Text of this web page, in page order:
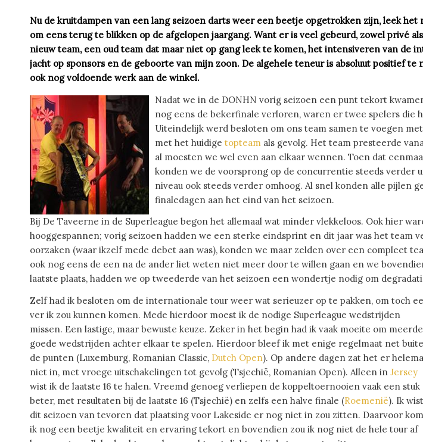
Nu de kruitdampen van een lang seizoen darts weer een beetje opgetrokken zijn, leek het
om eens terug te blikken op de afgelopen jaargang. Want er is veel gebeurd, zowel privé
nieuw team, een oud team dat maar niet op gang leek te komen, het intensiveren van de
jacht op sponsors en de geboorte van mijn zoon. De algehele teneur is absoluut positief te
ook nog voldoende werk aan de winkel.
Nadat we in de DONHN vorig seizoen een punt tekort
nog eens de bekerfinale verloren, waren er twee spelers die
Uiteindelijk werd besloten om ons team samen te voegen
met het huidige topteam als gevolg. Het team presteerde
al moesten we wel even aan elkaar wennen. Toen dat
konden we de voorsprong op de concurrentie steeds verder
niveau ook steeds verder omhoog. Al snel konden alle pijlen
finaledagen aan het eind van het seizoen.
Bij De Taveerne in de Superleague begon het allemaal wat minder vlekkeloos. Ook hier
hooggespannen; vorig seizoen hadden we een sterke eindsprint en dit jaar was het team
oorzaken (waar ikzelf mede debet aan was), konden we maar zelden over een compleet
ook nog eens de een na de ander liet weten niet meer door te willen gaan en we
laatste plaats, hadden we op tweederde van het seizoen een wondertje nodig om
Zelf had ik besloten om de internationale tour weer wat serieuzer op te pakken, om toch
ver ik zou kunnen komen. Mede hierdoor moest ik de nodige Superleague wedstrijden
missen. Een lastige, maar bewuste keuze. Zeker in het begin had ik vaak moeite om
goede wedstrijden achter elkaar te spelen. Hierdoor bleef ik met enige regelmaat net
de punten (Luxemburg, Romanian Classic, Dutch Open). Op andere dagen zat het er
niet in, met vroege uitschakelingen tot gevolg (Tsjechië, Romanian Open). Alleen in Jersey
wist ik de laatste 16 te halen. Vreemd genoeg verliepen de koppeltoernooien vaak een stuk
beter, met resultaten bij de laatste 16 (Tsjechië) en zelfs een halve finale (Roemenië). Ik wist
dit seizoen van tevoren dat plaatsing voor Lakeside er nog niet in zou zitten. Daarvoor kom
ik nog een beetje kwaliteit en ervaring tekort en bovendien zou ik nog niet de hele tour af